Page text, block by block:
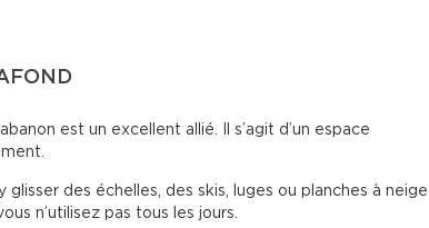
est un excellent allié. Il s’agit d’un espace
glisser des échelles, des skis, luges ou planches à neige
n’utilisez pas tous les jours.